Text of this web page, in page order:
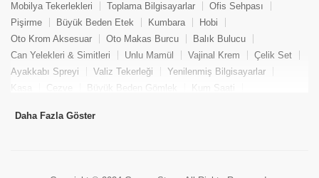
Mobilya Tekerlekleri
Toplama Bilgisayarlar
Ofis Sehpası
Pişirme
Büyük Beden Etek Kumbara
Hobi
Oto Krom Aksesuar
Oto Makas Burcu
Balık Bulucu
Can Yelekleri & Simitleri
Unlu Mamül Vajinal Krem
Çelik Set
Ayakkabı Spreyi
Valiz Tekerleği
Yenilenmiş Bilgisayarlar
Kasa
Cezve Büyük Beden Gömlek
Kum Saati
Tekne Bağlama & Demirleme
Daha Fazla Göster